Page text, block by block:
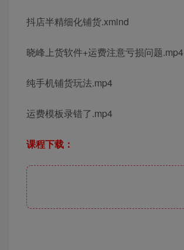
抖店半精细化铺货.xmind
晓峰上货软件+运费注意亏损问题.mp4
纯手机铺货玩法.mp4
运费模板录错了.mp4
课程下载：